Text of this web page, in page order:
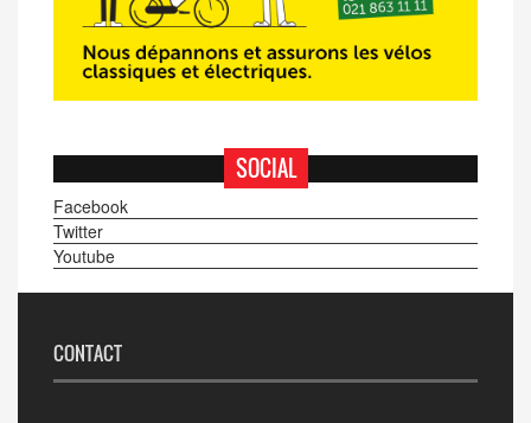
SOCIAL
Facebook
Twitter
Youtube
CONTACT